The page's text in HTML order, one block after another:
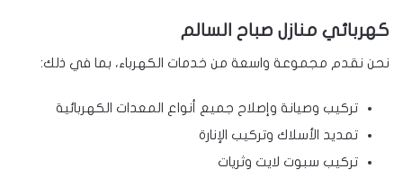
كهربائي منازل صباح السالم
نحن نقدم مجموعة واسعة من خدمات الكهرباء، بما في ذلك:
تركيب وصيانة وإصلاح جميع أنواع المعدات الكهربائية
تمديد الأسلاك وتركيب الإنارة
تركيب سبوت لايت وثريات